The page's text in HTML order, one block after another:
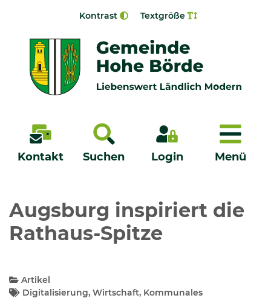
Kontrast Textgröße
Kontakt Suchen Login Menü
Menü
Bürgerservice - Onlinedienste
Augsburg inspiriert die
Rathaus-Spitze
Artikel
Digitalisierung, Wirtschaft, Kommunales